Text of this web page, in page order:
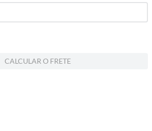
CALCULAR O FRETE